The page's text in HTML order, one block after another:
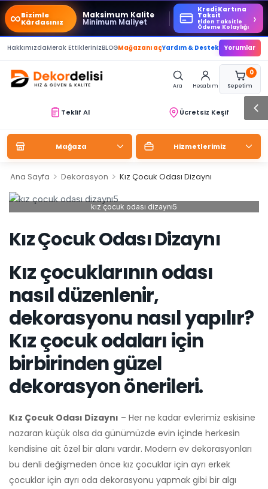
∞Bizimle
Kârdasınız
Maksimum Kalite
Minimum Maliyet
Kredi Kartına
Taksit
Elden Taksitle
Ödeme Kolaylığı
›
HakkımızdaMerak EttiklerinizBLOGMağazanı açYardım & Destek Yorumlar
Ara Hesabım
0
Sepetim
Teklif Al Ücretsiz Keşif
Mağaza Hizmetlerimiz
Ana Sayfa > Dekorasyon > Kız Çocuk Odası Dizaynı
kız çocuk odası dizaynı5
Kız Çocuk Odası Dizaynı
Kız çocuklarının odası
nasıl düzenlenir,
dekorasyonu nasıl yapılır?
Kız çocuk odaları için
birbirinden güzel
dekorasyon önerileri.
Kız Çocuk Odası Dizaynı – Her ne kadar evlerimiz eskisine
nazaran küçük olsa da günümüzde evin içinde herkesin
kendisine ait özel bir alanı vardır. Modern ev dekorasyonları
bu denli değişmeden önce kız çocuklar için ayrı erkek
çocuklar için ayrı oda dekorasyonu yapmak gibi bir algı